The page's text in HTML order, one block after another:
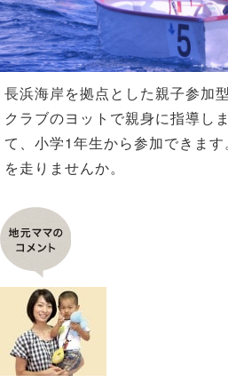
長浜海岸を拠点とした親子参加
クラブのヨットで親身に指導し
て、小学1年生から参加できま
を走りませんか。